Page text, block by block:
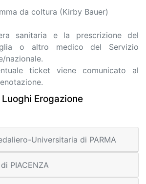
da coltura (Kirby Bauer)
sanitaria e la prescrizione del
o altro medico del Servizio
nazionale.
ticket viene comunicato al
Luoghi Erogazione
Universitaria di PARMA
PIACENZA